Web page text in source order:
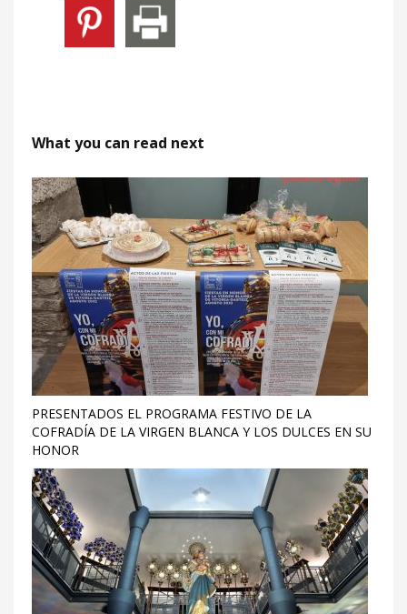
What you can read next
PRESENTADOS EL PROGRAMA FESTIVO DE LA
COFRADÍA DE LA VIRGEN BLANCA Y LOS DULCES EN SU
HONOR